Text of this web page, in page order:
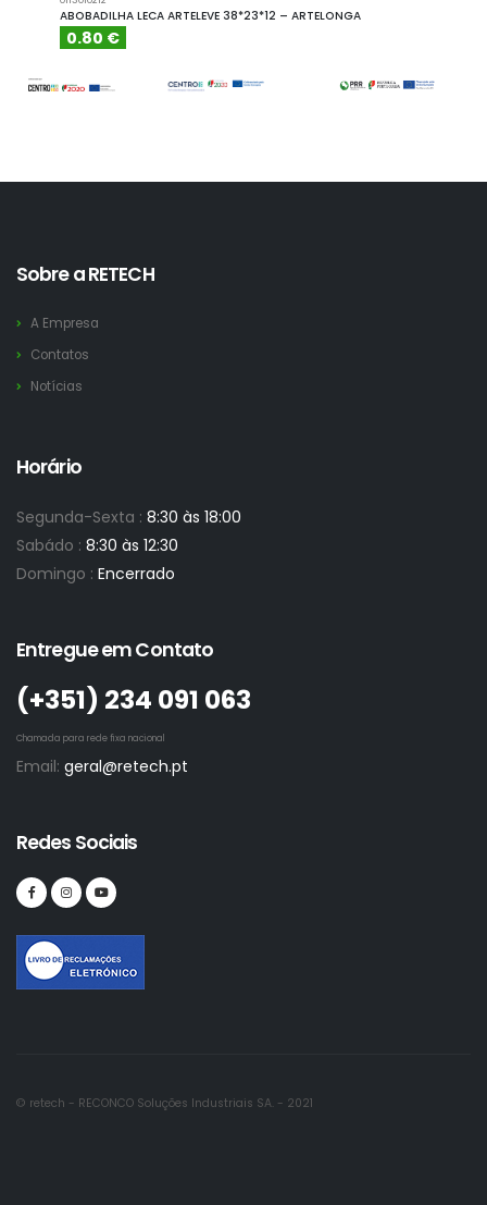
ABOBADILHA LECA ARTELEVE 38*23*12 – ARTELONGA
0.80 €
Sobre a RETECH
A Empresa
Contatos
Notícias
Horário
Segunda-Sexta : 8:30 às 18:00
Sabádo : 8:30 às 12:30
Domingo : Encerrado
Entregue em Contato
(+351)­ 234 091 063
Chamada para rede fixa nacional
Email: geral@retech.pt
Redes Sociais
© retech - RECONCO Soluções Industriais SA. - 2021